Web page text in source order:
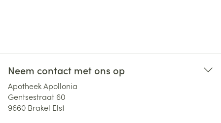
Neem contact met ons op
Apotheek Apollonia
Gentsestraat 60
9660 Brakel Elst